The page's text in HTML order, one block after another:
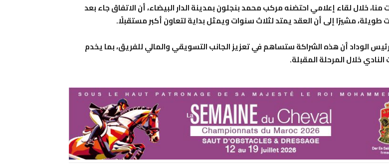
منا، خلال لقاء إعلامي احتضنه مركب محمد بنجلون بمدينة الدار البيضاء، أن الاتفاق جاء بعد
مشيرًا إلى أن العقد يمتد لثلاث سنوات ويمثل بداية لتعاون أكبر مستقبلًا.
الوداد أن هذه الشراكة ستساهم في تعزيز الجانب التسويقي والمالي للفريق، بما يخدم
خلال المرحلة المقبلة.